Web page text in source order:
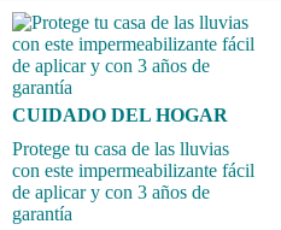
CUIDADO DEL HOGAR
Protege tu casa de las lluvias
con este impermeabilizante fácil
de aplicar y con 3 años de
garantía